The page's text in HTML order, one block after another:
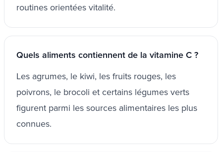
routines orientées vitalité.
Quels aliments contiennent de la vitamine C ?
Les agrumes, le kiwi, les fruits rouges, les
poivrons, le brocoli et certains légumes verts
figurent parmi les sources alimentaires les plus
connues.